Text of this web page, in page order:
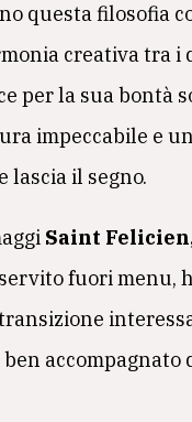
questa filosofia
creativa tra i
per la sua bontà
impeccabile e
lascia il segno.
Saint
fuori menu,
accompagnato